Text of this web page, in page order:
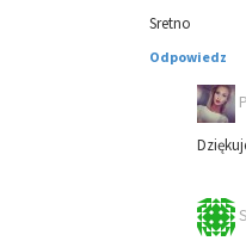
Sretno
Odpowiedz